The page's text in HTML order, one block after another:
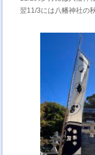
翌11/3には八幡神社の